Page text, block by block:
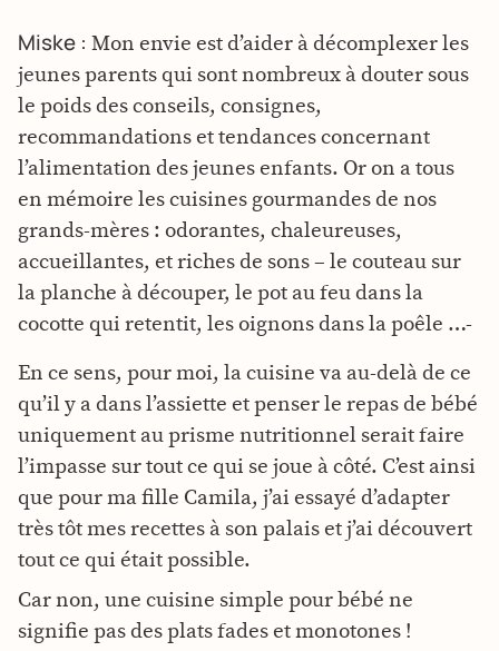
Miske : Mon envie est d’aider à décomplexer les
jeunes parents qui sont nombreux à douter sous
le poids des conseils, consignes,
recommandations et tendances concernant
l’alimentation des jeunes enfants. Or on a tous
en mémoire les cuisines gourmandes de nos
grands-mères : odorantes, chaleureuses,
accueillantes, et riches de sons – le couteau sur
la planche à découper, le pot au feu dans la
cocotte qui retentit, les oignons dans la poêle …-
En ce sens, pour moi, la cuisine va au-delà de ce
qu’il y a dans l’assiette et penser le repas de bébé
uniquement au prisme nutritionnel serait faire
l’impasse sur tout ce qui se joue à côté. C’est ainsi
que pour ma fille Camila, j’ai essayé d’adapter
très tôt mes recettes à son palais et j’ai découvert
tout ce qui était possible.
Car non, une cuisine simple pour bébé ne
signifie pas des plats fades et monotones !